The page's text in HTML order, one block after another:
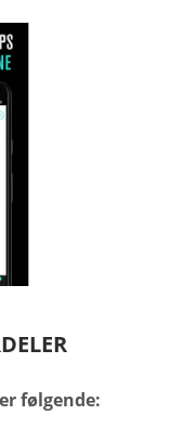
følgende: